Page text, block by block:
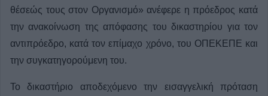
θέσεώς τους στον Οργανισμό» ανέφερε η πρόεδρος κατά
την ανακοίνωση της απόφασης του δικαστηρίου για τον
αντιπρόεδρο, κατά τον επίμαχο χρόνο, του ΟΠΕΚΕΠΕ και
την συγκατηγορούμενη του.
Το δικαστήριο αποδεχόμενο την εισαγγελική πρόταση